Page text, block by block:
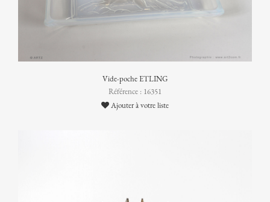
Vide-poche ETLING
Référence : 16351
Ajouter à votre liste